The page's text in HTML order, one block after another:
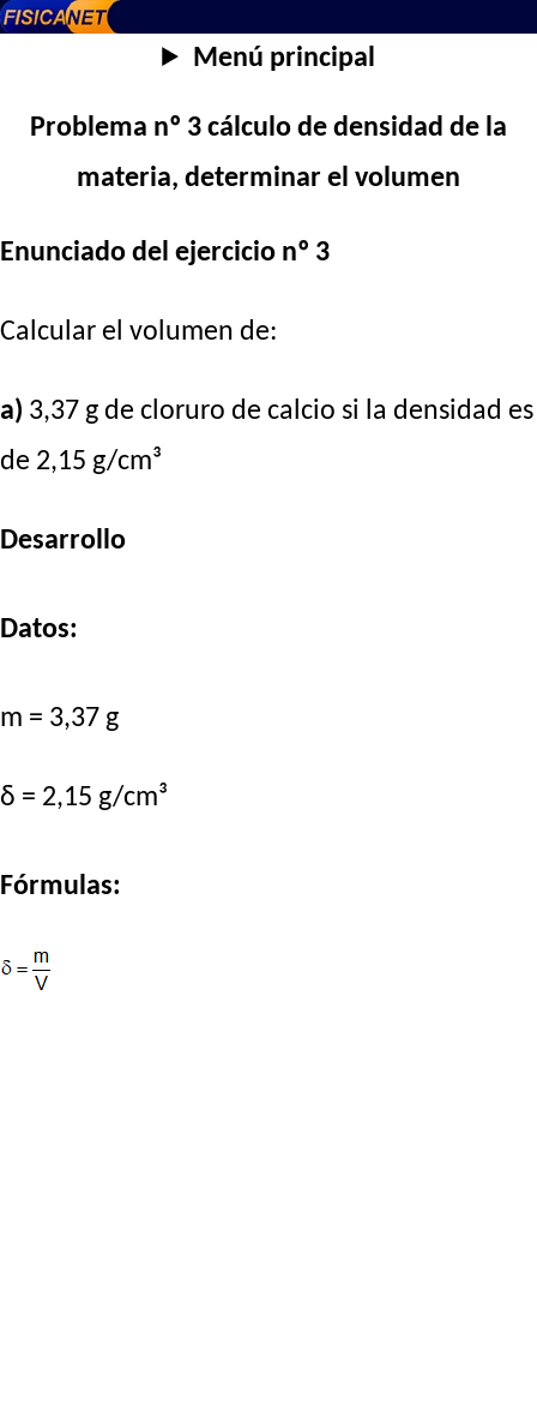
Menú principal
Problema nº 3 cálculo de densidad de la
materia, determinar el volumen
Enunciado del ejercicio nº 3
Calcular el volumen de:
a) 3,37 g de cloruro de calcio si la densidad es
de 2,15 g/cm³
Desarrollo
Datos:
m = 3,37 g
δ = 2,15 g/cm³
Fórmulas: